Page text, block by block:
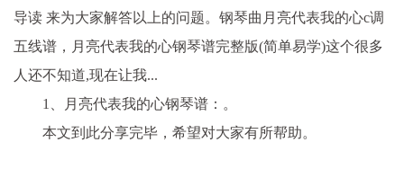
导读 来为大家解答以上的问题。钢琴曲月亮代表我的心c调
五线谱，月亮代表我的心钢琴谱完整版(简单易学)这个很多
人还不知道,现在让我...
1、月亮代表我的心钢琴谱：。
本文到此分享完毕，希望对大家有所帮助。